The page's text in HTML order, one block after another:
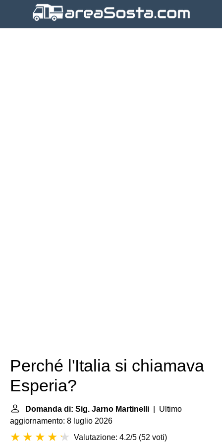
Perché l'Italia si chiamava
Esperia?
Domanda di: Sig. Jarno Martinelli | Ultimo
aggiornamento: 8 luglio 2026
Valutazione: 4.2/5 (52 voti)